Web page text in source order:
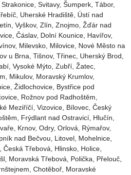
Svitavy, Šumperk, Tábor,
Uherské Hradiště, Ústí nad
Vyškov, Zlín, Znojmo, Žďár nad
Čáslav‎, Dolní Kounice‎, Havířov‎,
Milevsko‎, Milovice‎, Nové Město na
u Brna‎, Tišnov‎, Třinec‎, Uherský Brod‎,
Vysoké Mýto‎, Zubří‎, Žatec‎,
Mikulov, Moravský Krumlov,
Židlochovice, Bystřice pod
Rožnov pod Radhoštěm,
Meziříčí, Vizovice, Bílovec, Český
Frýdlant nad Ostravicí, Hlučín,
Krnov, Odry, Orlová, Rýmařov,
nad Bečvou, Litovel, Mohelnice,
Třebová, Hlinsko, Holice,
Moravská Třebová, Polička, Přelouč,
Chotěboř, Moravské